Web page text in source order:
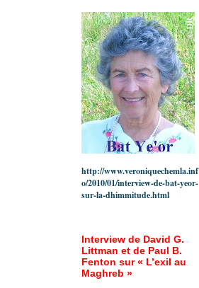
http://www.veroniquechemla.inf
o/2010/01/interview-de-bat-yeor-
sur-la-dhimmitude.html
Interview de David G.
Littman et de Paul B.
Fenton sur « L’exil au
Maghreb »